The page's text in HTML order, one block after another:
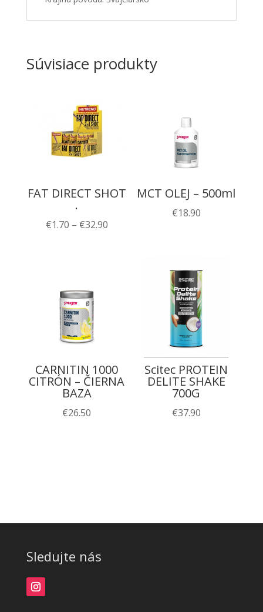
Súvisiace produkty
FAT DIRECT SHOT
.
€1.70 – €32.90Price
MCT OLEJ – 500ml
€18.90
CARNITIN 1000
CITRÓN – ČIERNA
BAZA
€26.50
Scitec PROTEIN
DELITE SHAKE
700G
€37.90
Sledujte nás